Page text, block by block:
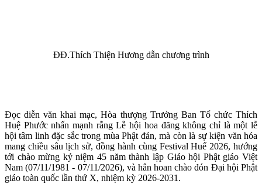
ĐĐ.Thích Thiện Hương dẫn chương trình
Đọc diễn văn khai mạc, Hòa thượng Trưởng Ban Tổ chức Thích
Huệ Phước nhấn mạnh rằng Lễ hội hoa đăng không chỉ là một lễ
hội tâm linh đặc sắc trong mùa Phật đản, mà còn là sự kiện văn hóa
mang chiều sâu lịch sử, đồng hành cùng Festival Huế 2026, hướng
tới chào mừng kỷ niệm 45 năm thành lập Giáo hội Phật giáo Việt
Nam (07/11/1981 - 07/11/2026), và hân hoan chào đón Đại hội Phật
giáo toàn quốc lần thứ X, nhiệm kỳ 2026-2031.